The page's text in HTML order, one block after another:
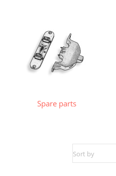
Spare parts